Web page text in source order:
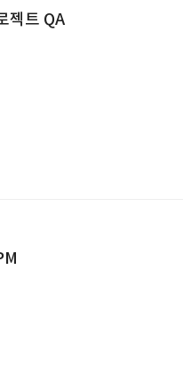
젝트 QA